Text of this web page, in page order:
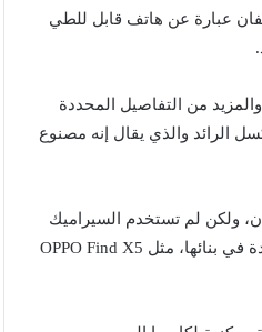
عبارة عن هاتف قابل للطي
من التفاصيل المحددة
الرائد والذي يقال إنه مصنوع
ولكن لم تستخدم السيراميك
مطلقاً. وكانت هناك هواتف من شركات أخرى على مر السنين تضمنت السيراميك كمادة في بنائها، مثل OPPO Find X5